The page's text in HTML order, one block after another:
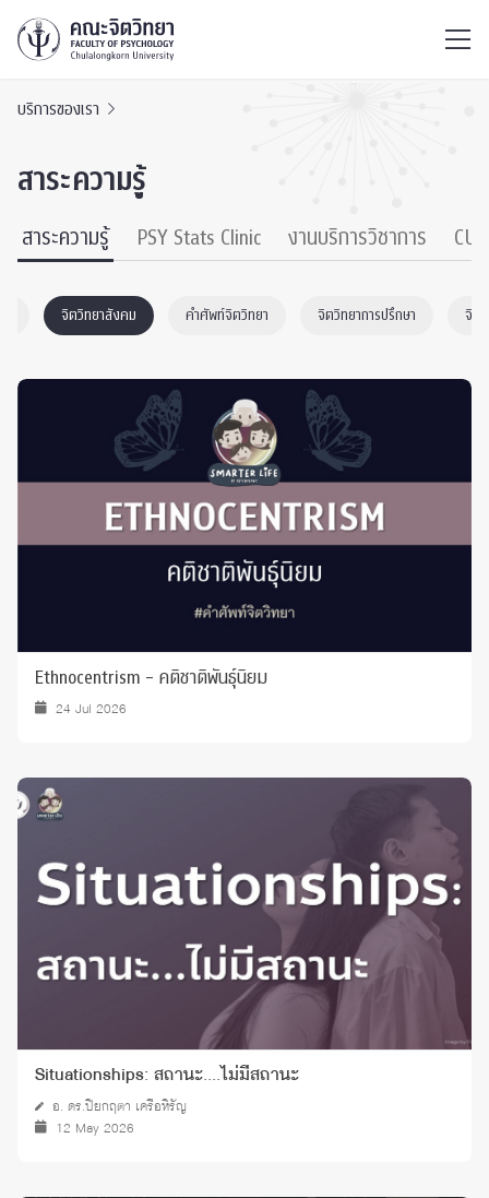
บริการของเรา
สาระความรู้
สาระความรู้ PSY Stats Clinic งานบริการวิชาการ CU
จิตวิทยาสังคม คำศัพท์จิตวิทยา จิตวิทยาการปรึกษา จิต
Ethnocentrism - คติชาติพันธุ์นิยม
24 Jul 2026
Situationships: สถานะ....ไม่มีสถานะ
อ. ดร.ปิยกฤตา เครือหิรัญ
12 May 2026